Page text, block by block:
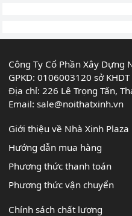
Công Ty Cổ Phần Xây Dựng
GPKD: 0106003120 sở
Địa chỉ: 226 Lê Trọng Tấn,
Email:sale@noithatxinh.vn
Giới thiệu về Nhà Xinh Plaza
Hướng dẫn mua hàng
Phương thức thanh toán
Phương thức vận chuyển
Chính sách chất lượng